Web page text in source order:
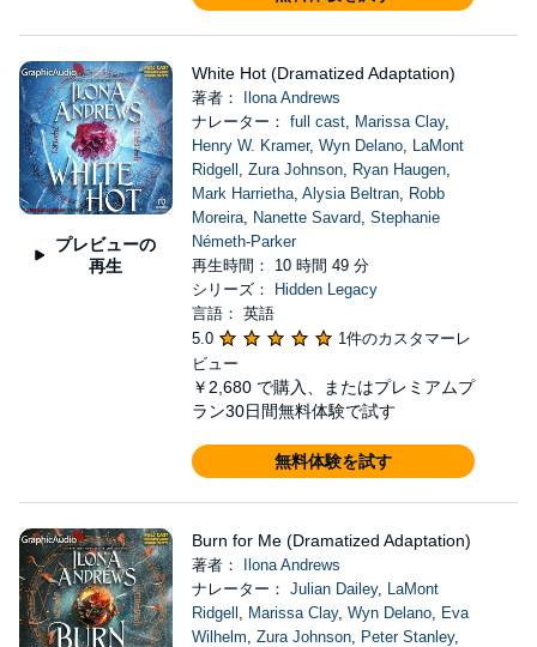
プレビューの
再生
White Hot (Dramatized Adaptation)
著者：
Ilona Andrews
ナレーター： full cast, Marissa Clay,
Henry W. Kramer, Wyn Delano, LaMont
Ridgell , Zura Johnson, Ryan Haugen,
Mark Harrietha, Alysia Beltran, Robb
Moreira, Nanette Savard, Stephanie
Németh-Parker
再生時間： 10 時間 49 分
シリーズ：
Hidden Legacy
言語： 英語
5.0
1件のカスタマーレ
ビュー
￥2,680 で購入、またはプレミアムプ
ラン30日間無料体験で試す
無料体験を試す
Burn for Me (Dramatized Adaptation)
著者：
Ilona Andrews
ナレーター： Julian Dailey, LaMont
Ridgell , Marissa Clay, Wyn Delano, Eva
Wilhelm, Zura Johnson, Peter Stanley,